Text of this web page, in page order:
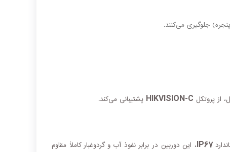
جلوگیری می‌کنند.
از پروتکل HIKVISION-C پشتیبانی می‌کند.
IP67، این دوربین در برابر نفوذ آب و گردوغبار کاملاً مقاوم